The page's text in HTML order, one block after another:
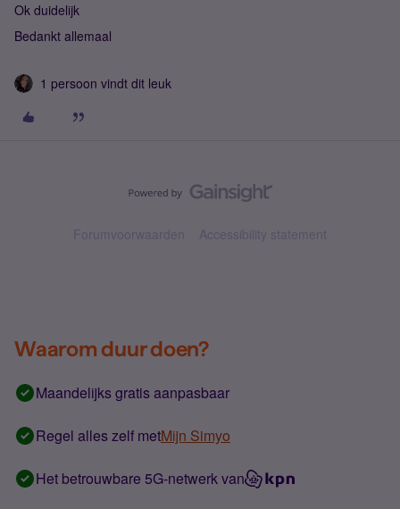
Ok duidelijk
Bedankt allemaal
1 persoon vindt dit leuk
Forumvoorwaarden Accessibility statement
Waarom duur doen?
Maandelijks gratis aanpasbaar
Regel alles zelf metMijn Simyo
Het betrouwbare 5G-netwerk van